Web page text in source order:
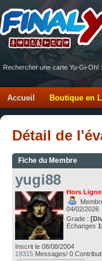
Rechercher une carte Yu-Gi-Oh! :
Accueil Boutique en
Détail de
Fiche du Membre
yugi88
Hors Ligne
04/02/2026
Grade :
Echanges
Inscrit le 08/08/2004
19315 Messages/ 0